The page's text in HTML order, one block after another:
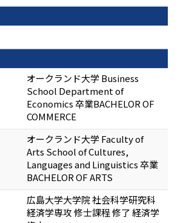
オークランド大学 Business
School Department of
Economics 卒業BACHELOR OF
COMMERCE
オークランド大学 Faculty of
Arts School of Cultures,
Languages and Linguistics 卒業
BACHELOR OF ARTS
広島大学大学院 社会科学研究科
経済学専攻 修士課程 修了 経済学